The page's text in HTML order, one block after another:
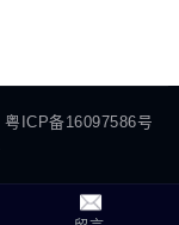
粤ICP备16097586号